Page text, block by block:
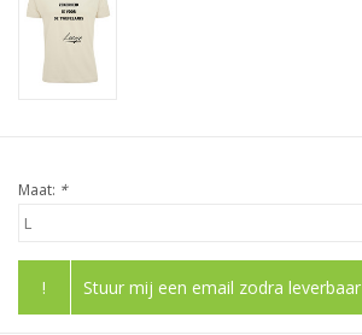
Maat: *
! Stuur mij een email zodra leverbaar